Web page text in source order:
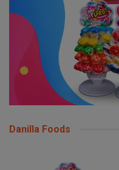
Danilla Foods